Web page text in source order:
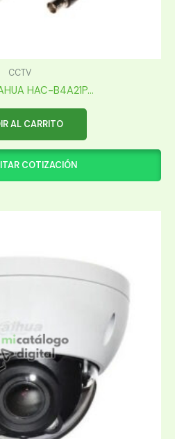
CCTV
HAC-B4A21P...
AL CARRITO
COTIZACIÓN